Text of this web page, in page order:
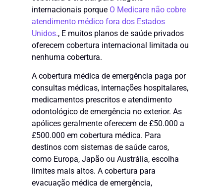
internacionais porque O Medicare não cobre
atendimento médico fora dos Estados
Unidos., E muitos planos de saúde privados
oferecem cobertura internacional limitada ou
nenhuma cobertura.
A cobertura médica de emergência paga por
consultas médicas, internações hospitalares,
medicamentos prescritos e atendimento
odontológico de emergência no exterior. As
apólices geralmente oferecem de £50.000 a
£500.000 em cobertura médica. Para
destinos com sistemas de saúde caros,
como Europa, Japão ou Austrália, escolha
limites mais altos. A cobertura para
evacuação médica de emergência,